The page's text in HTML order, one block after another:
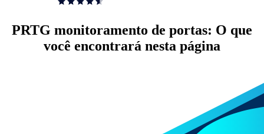
PRTG monitoramento de portas: O que
você encontrará nesta página